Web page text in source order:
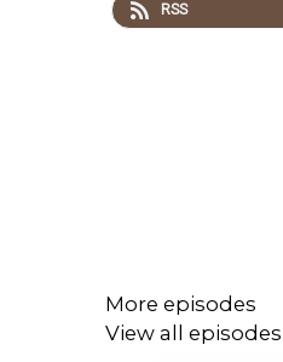
RSS
More episodes
View all episodes